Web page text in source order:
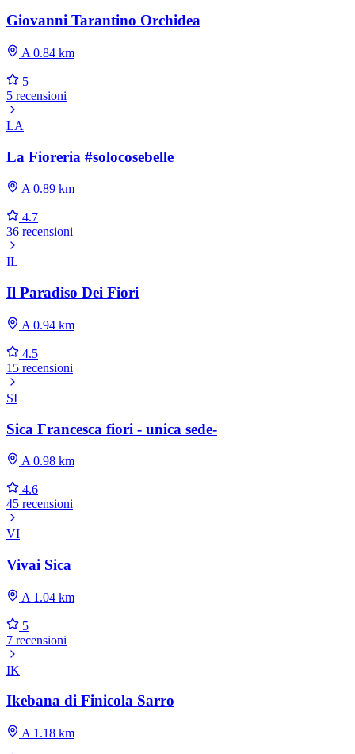
Giovanni Tarantino Orchidea
A 0.84 km
5
5 recensioni
LA
La Fioreria #solocosebelle
A 0.89 km
4.7
36 recensioni
IL
Il Paradiso Dei Fiori
A 0.94 km
4.5
15 recensioni
SI
Sica Francesca fiori - unica sede-
A 0.98 km
4.6
45 recensioni
VI
Vivai Sica
A 1.04 km
5
7 recensioni
IK
Ikebana di Finicola Sarro
A 1.18 km